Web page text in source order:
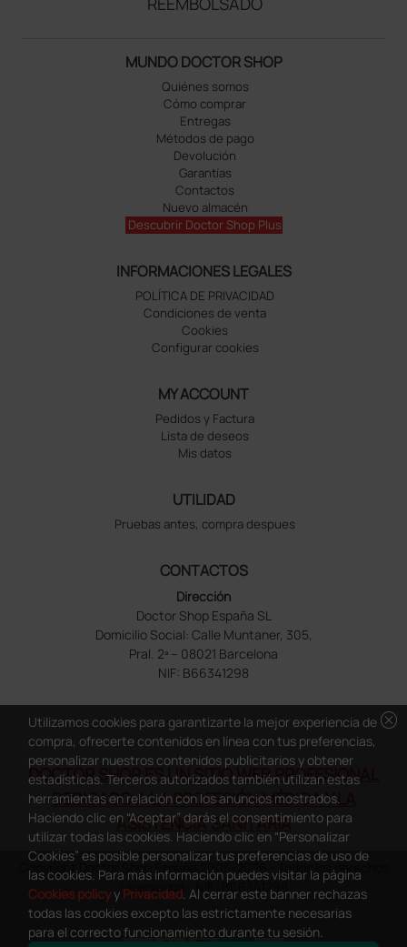
MUNDO DOCTOR SHOP
Quiénes somos
Cómo comprar
Entregas
Métodos de pago
Devolución
Garantías
Contactos
Nuevo almacén
Descubrir Doctor Shop Plus
INFORMACIONES LEGALES
POLÍTICA DE PRIVACIDAD
Condiciones de venta
Cookies
Configurar cookies
MY ACCOUNT
Pedidos y Factura
Lista de deseos
Mis datos
UTILIDAD
Pruebas antes, compra despues
CONTACTOS
Dirección
Doctor Shop España SL
Domicilio Social: Calle Muntaner, 305,
Pral. 2ª – 08021 Barcelona
NIF: B66341298
DOCTOR SHOP ES UN SITIO WEB PROFESIONAL
DEDICADO A LA PROFESIÓN MÉDICA Y LA
ASISTENCIA SANITARIA
Copyright Doctor Shop España 2005-2026 - Todos los derechos
reservados - NIF.: B66341298
cancel
Utilizamos cookies para garantizarte la mejor experiencia de
compra, ofrecerte contenidos en línea con tus preferencias,
personalizar nuestros contenidos publicitarios y obtener
estadísticas. Terceros autorizados también utilizan estas
herramientas en relación con los anuncios mostrados.
Haciendo clic en “Aceptar” darás el consentimiento para
utilizar todas las cookies. Haciendo clic en “Personalizar
Cookies” es posible personalizar tus preferencias de uso de
las cookies. Para más información puedes visitar la página
Cookies policyy Privacidad. Al cerrar este banner rechazas
todas las cookies excepto las estrictamente necesarias
para el correcto funcionamiento durante tu sesión.